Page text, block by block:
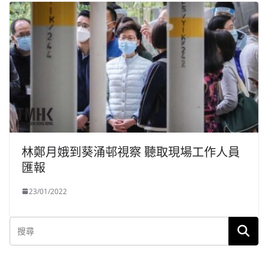
林鄭月娥到葵涌邨視察 聽取現場工作人員
匯報
23/01/2022